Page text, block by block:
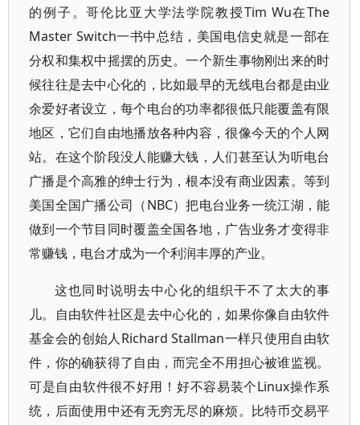
的例子。哥伦比亚大学法学院教授Tim Wu在The
Master Switch一书中总结，美国电信史就是一部在
分权和集权中摇摆的历史。一个新生事物刚出来的时
候往往是去中心化的，比如最早的无线电台都是由业
余爱好者设立，每个电台的功率都很低只能覆盖有限
地区，它们自由地播放各种内容，很像今天的个人网
站。在这个阶段没人能赚大钱，人们甚至认为听电台
广播是个高雅的绅士行为，根本没有商业因素。等到
美国全国广播公司（NBC）把电台业务一统江湖，能
做到一个节目同时覆盖全国各地，广告业务才变得非
常赚钱，电台才成为一个利润丰厚的产业。
这也同时说明去中心化的组织干不了太大的事
儿。自由软件社区是去中心化的，如果你像自由软件
基金会的创始人Richard Stallman一样只使用自由软
件，你的确获得了自由，而完全不用担心被谁监视。
可是自由软件很不好用！好不容易装个Linux操作系
统，后面使用中还有无穷无尽的麻烦。比特币交易平